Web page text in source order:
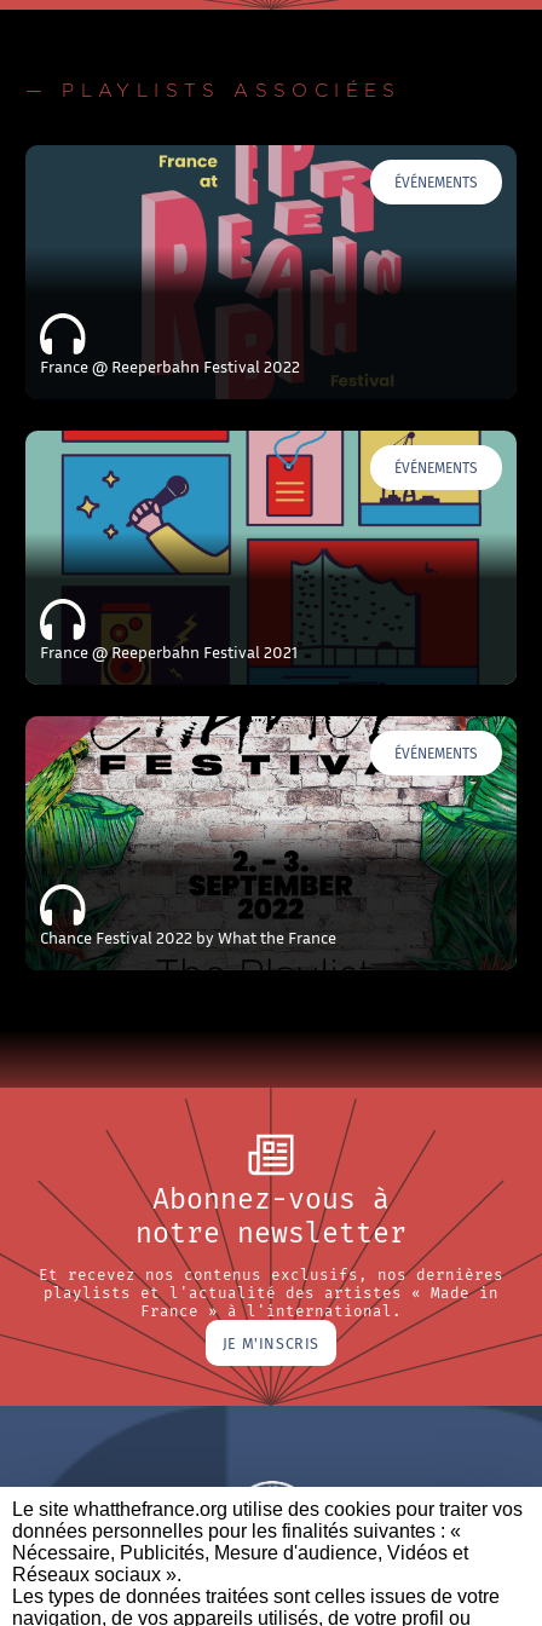
Le site whatthefrance.org utilise des cookies pour traiter vos
données personnelles pour les finalités suivantes : «
Nécessaire, Publicités, Mesure d'audience, Vidéos et
Réseaux sociaux ». ​
Les types de données traitées sont celles issues de votre
navigation, de vos appareils utilisés, de votre profil ou
— PLAYLISTS ASSOCIÉES
ÉVÉNEMENTS
France @ Reeperbahn Festival 2022
ÉVÉNEMENTS
France @ Reeperbahn Festival 2021
ÉVÉNEMENTS
Chance Festival 2022 by What the France
Abonnez-vous à
notre newsletter
Et recevez nos contenus exclusifs, nos dernières
playlists et l'actualité des artistes « Made in
France » à l'international.
JE M'INSCRIS
A BRAND OF